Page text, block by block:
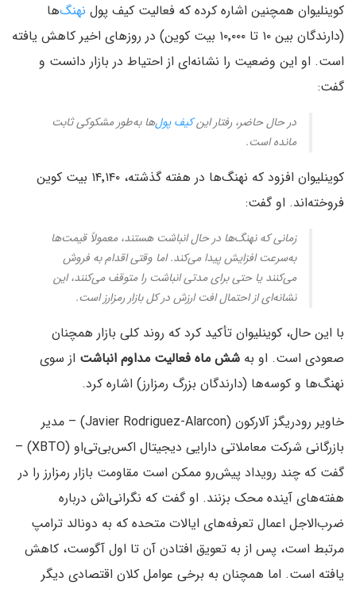
کوینلیوان همچنین اشاره کرده که فعالیت کیف پول نهنگ‌ها
(دارندگان بین ۱۰ تا ۱۰٬۰۰۰ بیت کوین) در روزهای اخیر کاهش یافته
است. او این وضعیت را نشانه‌ای از احتیاط در بازار دانست و
گفت:
در حال حاضر، رفتار اینکیف پول‌ها به‌طور مشکوکی ثابت
مانده است.
کوینلیوان افزود که نهنگ‌ها در هفته گذشته، ۱۴٬۱۴۰ بیت کوین
فروخته‌اند. او گفت:
زمانی که نهنگ‌ها در حال انباشت هستند، معمولاً قیمت‌ها
به‌سرعت افزایش پیدا می‌کند. اما وقتی اقدام به فروش
می‌کنند یا حتی برای مدتی انباشت را متوقف می‌کنند، این
نشانه‌ای از احتمال افت ارزش در کل بازار رمزارز است.
با این حال، کوینلیوان تأکید کرد که روند کلی بازار همچنان
صعودی است. او به شش ماه فعالیت مداوم انباشت از سوی
نهنگ‌ها و کوسه‌ها (دارندگان بزرگ رمزارز) اشاره کرد.
خاویر رودریگز آلارکون (Javier Rodriguez-Alarcon) – مدیر
بازرگانی شرکت معاملاتی دارایی دیجیتال اکس‌بی‌تی‌او (XBTO) –
گفت که چند رویداد پیش‌رو ممکن است مقاومت بازار رمزارز را در
هفته‌های آینده محک بزنند. او گفت که نگرانی‌اش درباره
ضرب‌الاجل اعمال تعرفه‌های ایالات متحده که به دونالد ترامپ
مرتبط است، پس از به تعویق افتادن آن تا اول آگوست، کاهش
یافته است. اما همچنان به برخی عوامل کلان اقتصادی دیگر